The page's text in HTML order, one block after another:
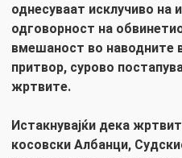
однесуваат исклучиво на
одговорност на
вмешаност во наводните
притвор, сурово
жртвите.
Истакнувајќи дека
косовски Албанци,